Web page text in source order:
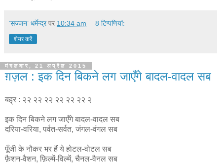
‘सज्जन’ धर्मेन्द्र पर 10:34 am 8 टिप्‍पणियां:
शेयर करें
मंगलवार, 21 अप्रैल 2015
ग़ज़ल : इक दिन बिकने लग जाएँगे बादल-वादल सब
बह्र : २२ २२ २२ २२ २२ २२ २
इक दिन बिकने लग जाएँगे बादल-वादल सब
दरिया-वरिया, पर्वत-सर्वत, जंगल-वंगल सब
पूँजी के नौकर भर हैं ये होटल-वोटल सब
फ़ैशन-वैशन, फ़िल्में-विल्में, चैनल-वैनल सब